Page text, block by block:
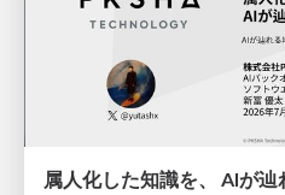
属人化した知識を、 AIが